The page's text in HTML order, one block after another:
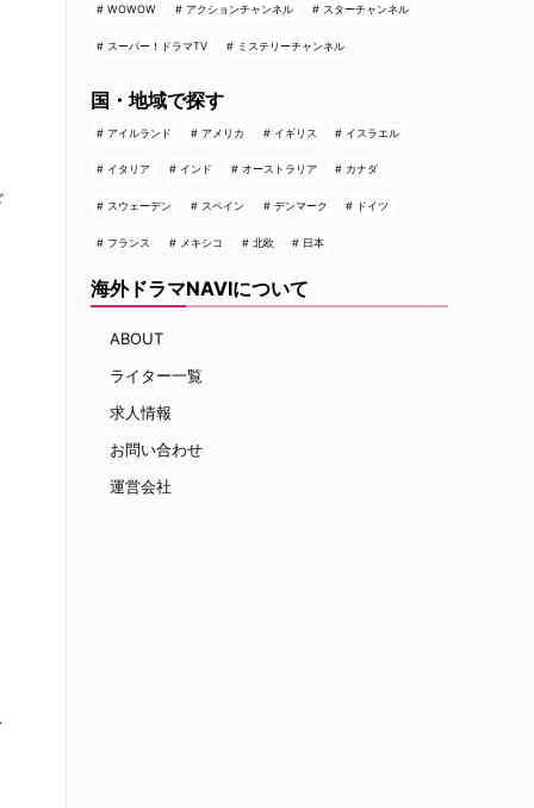
WOWOW アクションチャンネル スターチャンネル
スーパー！ドラマTV ミステリーチャンネル
国・地域で探す
アイルランド アメリカ イギリス イスラエル
イタリア インド オーストラリア カナダ
スウェーデン スペイン デンマーク ドイツ
フランス メキシコ 北欧 日本
海外ドラマNAVIについて
ABOUT
ライター一覧
求人情報
お問い合わせ
運営会社